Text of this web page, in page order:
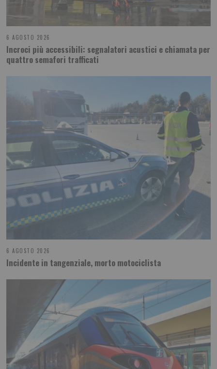
6 AGOSTO 2026
Incroci più accessibili: segnalatori acustici e chiamata per
quattro semafori trafficati
6 AGOSTO 2026
Incidente in tangenziale, morto motociclista